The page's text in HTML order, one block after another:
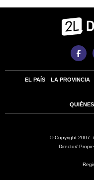
EL PAÍS LA PROVINCIA
© Copyright 2007
Director/